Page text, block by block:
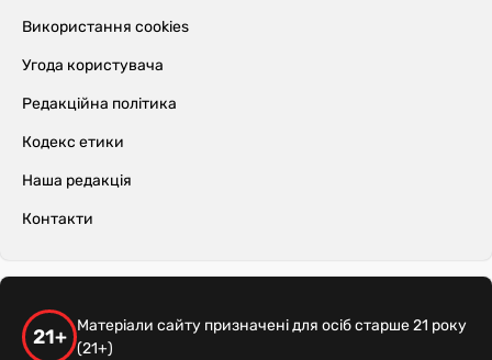
Використання cookies
Угода користувача
Редакційна політика
Кодекс етики
Наша редакція
Контакти
21+
Матеріали сайту призначені для осіб старше 21 року
(21+)